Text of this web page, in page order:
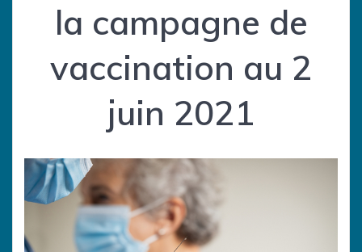
la campagne de
vaccination au 2
juin 2021